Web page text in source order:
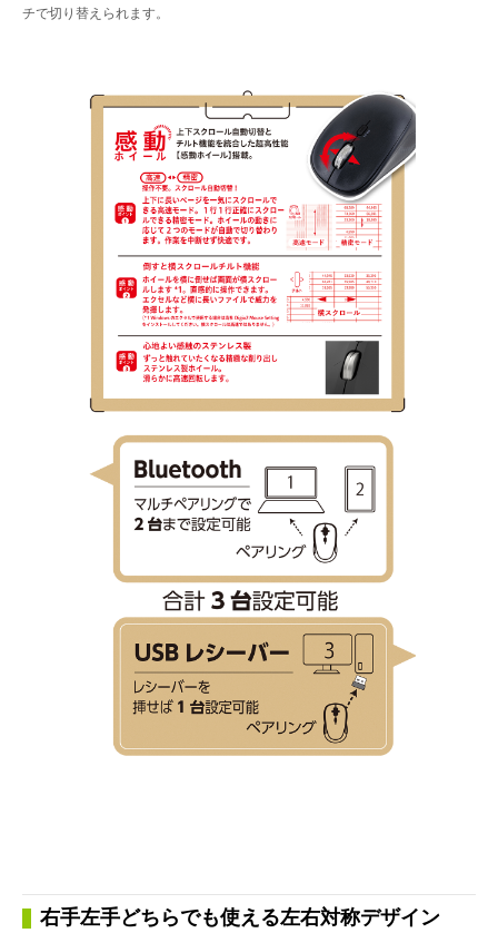
チで切り替えられます。
右手左手どちらでも使える左右対称デザイン